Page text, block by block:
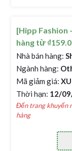
[Hipp Fashion
hàng từ
Nhà bán hàng:
Ngành hàng:
Mã giảm giá:
Thời hạn: 12/
Đến trang khuyến
hàng